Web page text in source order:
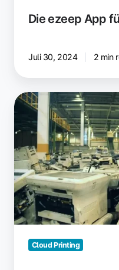
Die ezeep App
Juli 30, 2024 2 min
Alter
Drucker
im
Büro?
Rette
ihn
mit
unserem
Recycling-
Tipp!
Cloud Printing